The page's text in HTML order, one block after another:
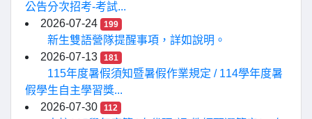
公告分次招考-考試...
2026-07-24
199
新生雙語營隊提醒事項，詳如說明。
2026-07-13
181
115年度暑假須知暨暑假作業規定 / 114學年度暑
假學生自主學習獎...
2026-07-30
112